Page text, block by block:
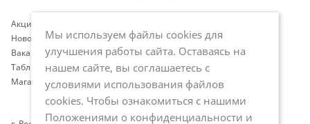
Акции
Новости
Вакансии
Таблица размеров
Магазины
Оплата и доставка
Программа лояльности
Публичная оферта
Политика обработки
персональных данных
Мы используем файлы cookies для
улучшения работы сайта. Оставаясь на
нашем сайте, вы соглашаетесь с
условиями использования файлов
cookies. Чтобы ознакомиться с нашими
Положениями о конфиденциальности и